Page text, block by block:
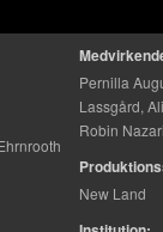
Pernilla
Lassgård,
Robin
New Land